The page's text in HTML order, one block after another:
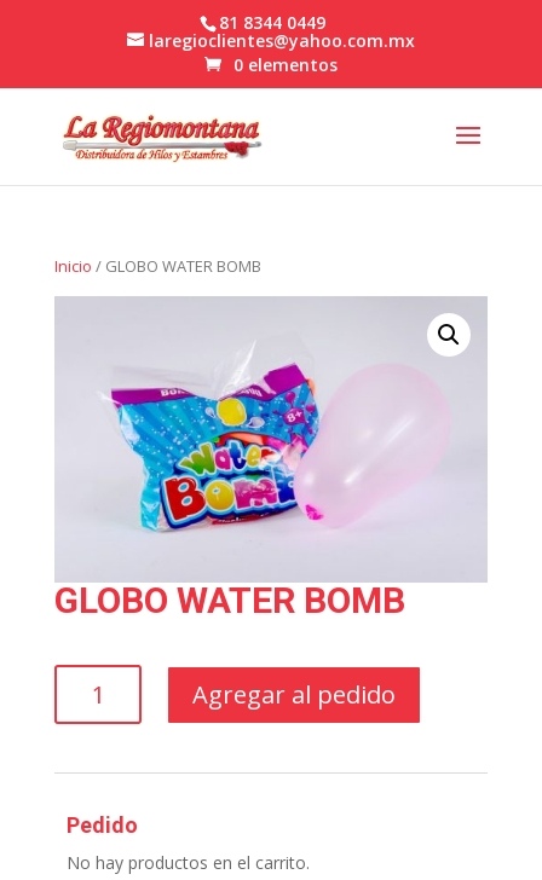
81 8344 0449
laregioclientes@yahoo.com.mx
0 elementos
Inicio / GLOBO WATER BOMB
GLOBO WATER BOMB
WATER
Agregar al pedido
Pedido
No hay productos en el carrito.